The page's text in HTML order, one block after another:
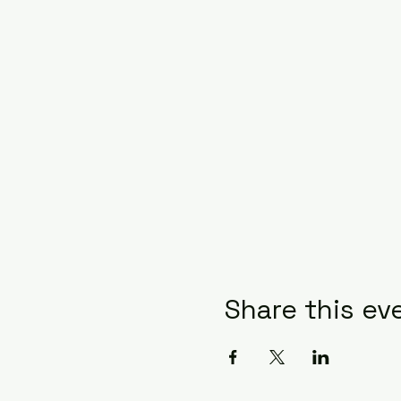
Share this